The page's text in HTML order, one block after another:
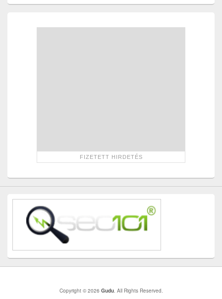
Copyright © 2026 Gudu. All Rights Reserved.